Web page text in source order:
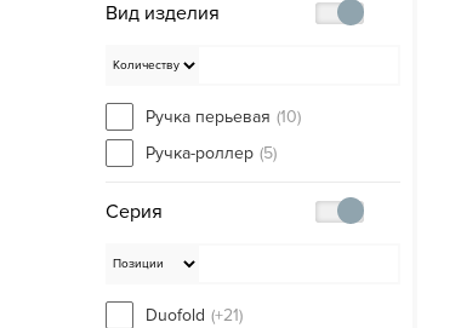
Вид изделия
Ручка перьевая (10)
Ручка-роллер (5)
Серия
Duofold (+21)